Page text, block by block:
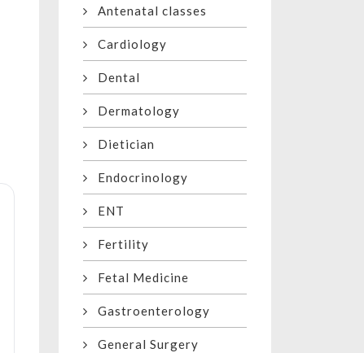
Antenatal classes
Cardiology
Dental
Dermatology
Dietician
Endocrinology
ENT
Fertility
Fetal Medicine
Gastroenterology
General Surgery